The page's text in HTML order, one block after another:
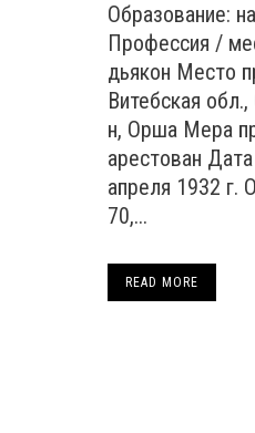
Образование:
Профессия /
дьякон Место
Витебская
н, Орша Мера
арестован
апреля 1932 г.
70,...
READ MORE